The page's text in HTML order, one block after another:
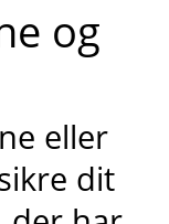
og
eller
dit